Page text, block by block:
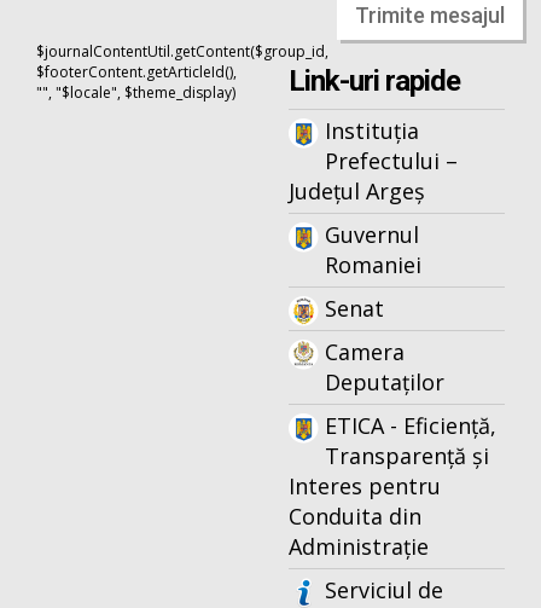
Trimite mesajul
$journalContentUtil.getContent($group_id,
$footerContent.getArticleId(),
"", "$locale", $theme_display)
Link-uri rapide
Instituția
Prefectului –
Județul Argeș
Guvernul
Romaniei
Senat
Camera
Deputaților
ETICA - Eficiență,
Transparență și
Interes pentru
Conduita din
Administrație
Serviciul de